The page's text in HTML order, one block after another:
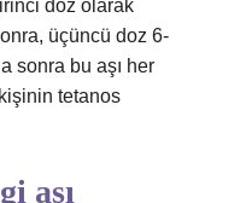
doz olarak
üçüncü doz 6-
sonra bu aşı her
tetanos
aşı